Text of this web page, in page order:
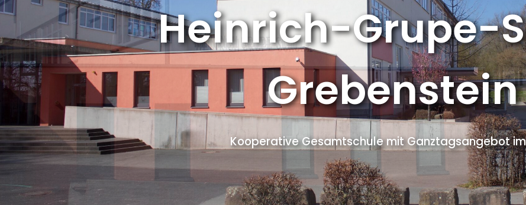
Heinrich-Grupe-
Kooperative Gesamtschule mit Ganztagsangebot